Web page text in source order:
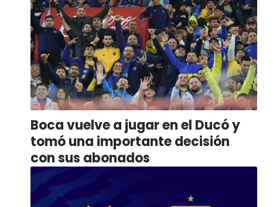
Boca vuelve a jugar en el Ducó y
tomó una importante decisión
con sus abonados